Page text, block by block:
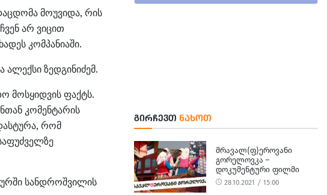
მოუვიდა, რის
არ ვიცით
კომპანიაში.
ზედგინიძემ.
მოსყიდვის ფაქტს.
კომენტარის
რომ
სანდროშვილის
ᲒᲘᲠᲩᲔᲕᲗ ᲜᲐᲮᲝᲗ
ᲛᲠᲐᲕᲐᲚ(Ფ)ᲔᲠᲝᲕᲐᲜᲘ
ᲒᲝᲠᲔᲚᲝᲕᲙᲐ –
ᲓᲝᲙᲣᲛᲔᲜᲢᲣᲠᲘ ᲤᲘᲚᲛᲘ
28.10.2021 / 15:00